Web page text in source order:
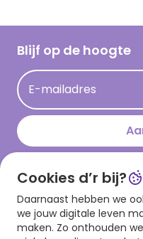
Hallmark Kaartclub
Acties
Persberichten
Hallmark en
Cadeau inspiratie
Kaartinspiratie
Blijf op de hoogte
E-mailadres
Download onze app
Cookies d’r bij?
Daarnaast hebben we
we jouw digitale leven
maken. Zo onthouden